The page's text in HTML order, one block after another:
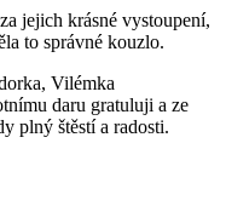
jejich krásné vystoupení,
to správné kouzlo.
Vilémka
daru gratuluji a ze
plný štěstí a radosti.